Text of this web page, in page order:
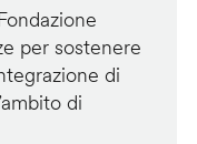
per sostenere
di
di